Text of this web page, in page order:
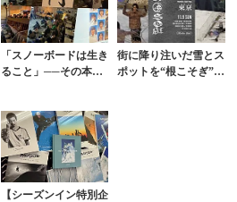
「スノーボードは生き
ること」──その本質
ミアへ足を運べ
街に降り注いだ雪とス
ポットを“根こそぎ”追
【シーズンイン特別企